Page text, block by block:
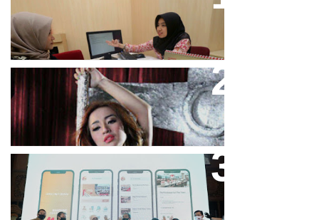
Keuangan Syariah Di Indonesia
Meningkat
Cupi Cupita Luncurkan Single
“Yo Uwis”
Bandung Great Sale 2020 Go
Online Resmi Dimulai